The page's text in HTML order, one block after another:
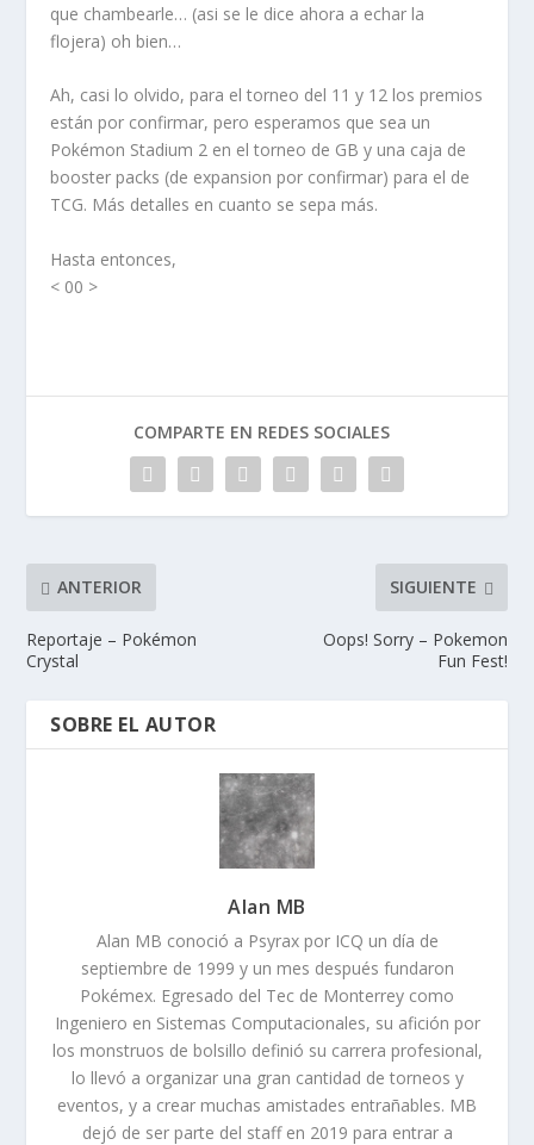
que chambearle… (asi se le dice ahora a echar la
flojera) oh bien…
Ah, casi lo olvido, para el torneo del 11 y 12 los premios
están por confirmar, pero esperamos que sea un
Pokémon Stadium 2 en el torneo de GB y una caja de
booster packs (de expansion por confirmar) para el de
TCG. Más detalles en cuanto se sepa más.
Hasta entonces,
< 00 >
COMPARTE EN REDES SOCIALES
ANTERIOR
Reportaje – Pokémon
Crystal
SIGUIENTE
Oops! Sorry – Pokemon
Fun Fest!
SOBRE EL AUTOR
Alan MB
Alan MB conoció a Psyrax por ICQ un día de
septiembre de 1999 y un mes después fundaron
Pokémex. Egresado del Tec de Monterrey como
Ingeniero en Sistemas Computacionales, su afición por
los monstruos de bolsillo definió su carrera profesional,
lo llevó a organizar una gran cantidad de torneos y
eventos, y a crear muchas amistades entrañables. MB
dejó de ser parte del staff en 2019 para entrar a